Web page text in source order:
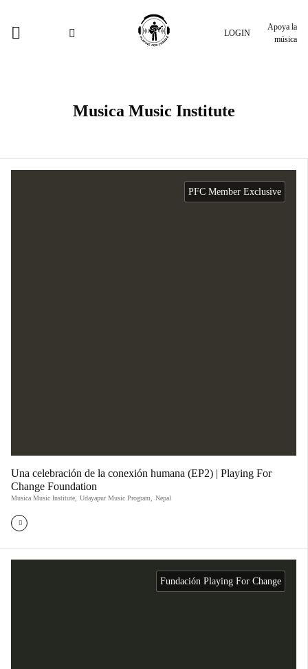
LOGIN
Apoya la
música
Musica Music Institute
PFC Member Exclusive
Una celebración de la conexión humana (EP2) | Playing For
Change Foundation
Musica Music Institute Udayapur Music Program Nepal
Fundación Playing For Change